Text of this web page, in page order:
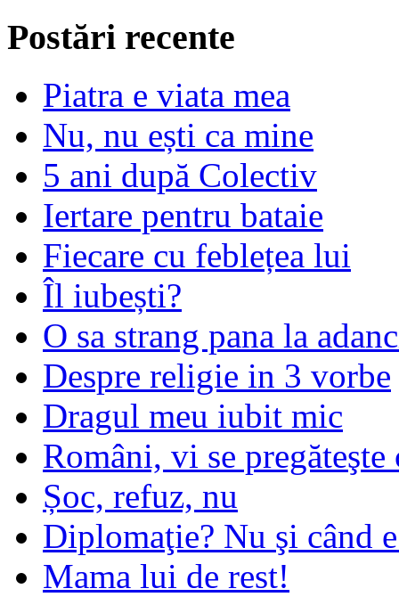
Postări recente
Piatra e viata mea
Nu, nu ești ca mine
5 ani după Colectiv
Iertare pentru bataie
Fiecare cu feblețea lui
Îl iubești?
O sa strang pana la
Despre religie in 3 vorbe
Dragul meu iubit mic
Români, vi se pregăteşte
Șoc, refuz, nu
Diplomaţie? Nu şi când
Mama lui de rest!